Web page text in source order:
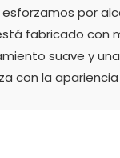
por
fabricado con
suave y
con la